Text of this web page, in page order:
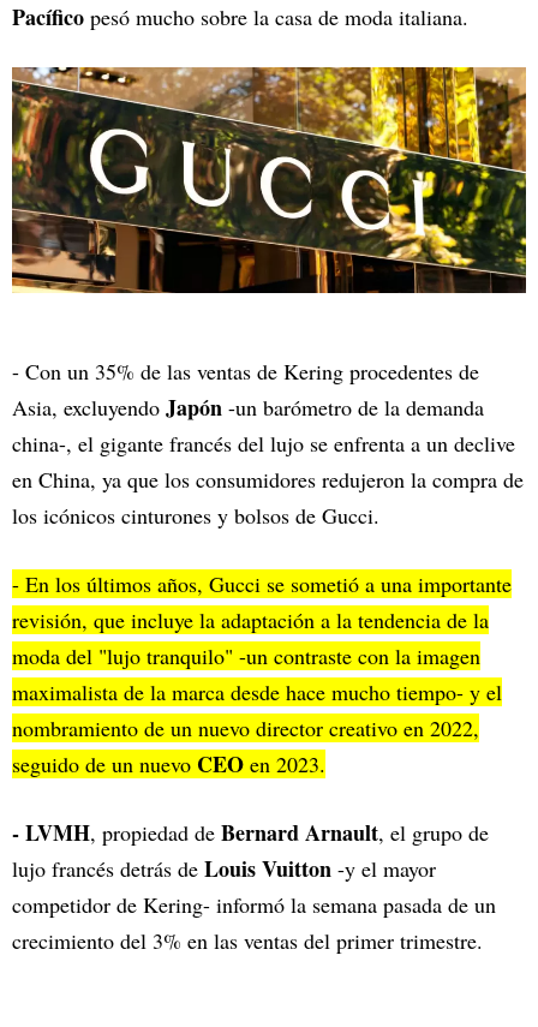
Pacífico pesó mucho sobre la casa de moda italiana.
- Con un 35% de las ventas de Kering procedentes de
Asia, excluyendo Japón -un barómetro de la demanda
china-, el gigante francés del lujo se enfrenta a un declive
en China, ya que los consumidores redujeron la compra de
los icónicos cinturones y bolsos de Gucci.
- En los últimos años, Gucci se sometió a una importante
revisión, que incluye la adaptación a la tendencia de la
moda del "lujo tranquilo" -un contraste con la imagen
maximalista de la marca desde hace mucho tiempo- y el
nombramiento de un nuevo director creativo en 2022,
seguido de un nuevo CEO en 2023.
- LVMH, propiedad de Bernard Arnault, el grupo de
lujo francés detrás de Louis Vuitton -y el mayor
competidor de Kering- informó la semana pasada de un
crecimiento del 3% en las ventas del primer trimestre.